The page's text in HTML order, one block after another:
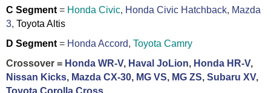
C Segment = Honda Civic, Honda Civic Hatchback, Mazda
3, Toyota Altis
D Segment = Honda Accord, Toyota Camry
Crossover = Honda WR-V, Haval JoLion, Honda HR-V,
Nissan Kicks, Mazda CX-30, MG VS, MG ZS, Subaru XV,
Toyota Corolla Cross